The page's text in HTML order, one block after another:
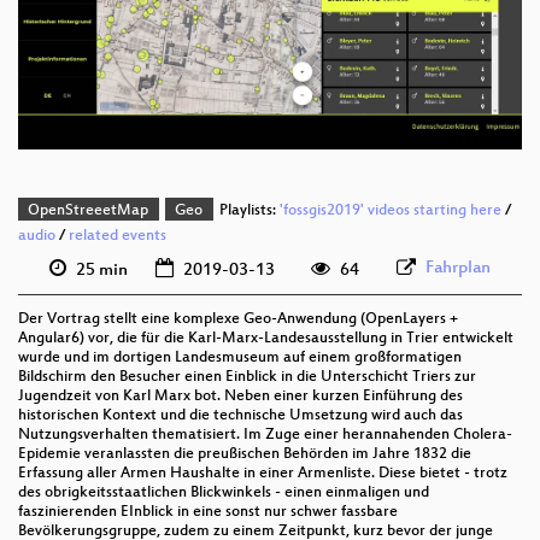
deu 1080p (webm)
deu 576p (mp4)
deu 576p (webm)
OpenStreeetMap Geo Playlists: 'fossgis2019' videos starting here/
audio / related events
25 min 2019-03-13 64 Fahrplan
Der Vortrag stellt eine komplexe Geo-Anwendung (OpenLayers +
Angular6) vor, die für die Karl-Marx-Landesausstellung in Trier entwickelt
wurde und im dortigen Landesmuseum auf einem großformatigen
Bildschirm den Besucher einen Einblick in die Unterschicht Triers zur
Jugendzeit von Karl Marx bot. Neben einer kurzen Einführung des
historischen Kontext und die technische Umsetzung wird auch das
Nutzungsverhalten thematisiert. Im Zuge einer herannahenden Cholera-
Epidemie veranlassten die preußischen Behörden im Jahre 1832 die
Erfassung aller Armen Haushalte in einer Armenliste. Diese bietet - trotz
des obrigkeitsstaatlichen Blickwinkels - einen einmaligen und
faszinierenden EInblick in eine sonst nur schwer fassbare
Bevölkerungsgruppe, zudem zu einem Zeitpunkt, kurz bevor der junge